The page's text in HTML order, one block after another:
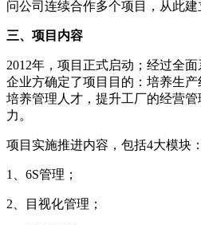
问公司连续合作多个项目，从此建
三、项目内容
2012年，项目正式启动；经过全
企业方确定了项目目的：培养生
培养管理人才，提升工厂的经营
力。
项目实施推进内容，包括4大模块：
1、6S管理；
2、目视化管理；